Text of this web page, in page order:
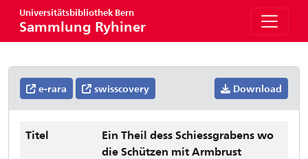
Universitätsbibliothek Bern
Sammlung Ryhiner
e-rara swisscovery Download
Titel
Ein Theil dess Schiessgrabens wo
die Schützen mit Armbrust